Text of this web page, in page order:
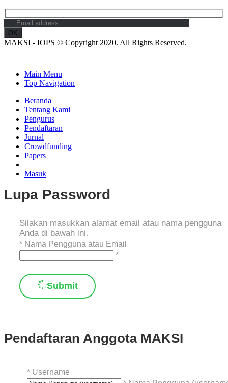
MAKSI - IOPS © Copyright 2020. All Rights Reserved.
Main Menu
Top Navigation
Beranda
Tentang Kami
Pengurus
Pendaftaran
Jurnal
Crowdfunding
Papers
Masuk
Lupa Password
Silakan masukkan alamat email atau nama pengguna
Anda di bawah ini.
* Nama Pengguna atau Email
*
Submit
Pendaftaran Anggota MAKSI
* Username